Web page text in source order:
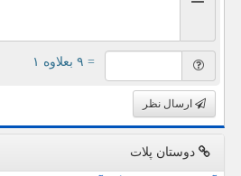
= ۹ بعلاوه ۱
ارسال نظر
دوستان پلات